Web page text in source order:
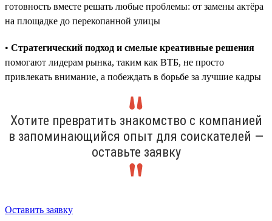
готовность вместе решать любые проблемы: от замены актёра
на площадке до перекопанной улицы
• Стратегический подход и смелые креативные решения
помогают лидерам рынка, таким как ВТБ, не просто
привлекать внимание, а побеждать в борьбе за лучшие кадры
Хотите превратить знакомство с компанией
в запоминающийся опыт для соискателей —
оставьте заявку
Оставить заявку